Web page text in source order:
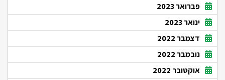
פברואר 2023
ינואר 2023
דצמבר 2022
נובמבר 2022
אוקטובר 2022